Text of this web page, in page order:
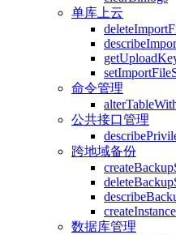
单库上云
命令管理
公共接口管理
跨地域备份
数据库管理